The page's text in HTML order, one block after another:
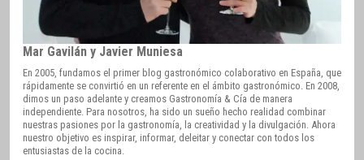
Mar Gavilán y Javier Muniesa
En 2005, fundamos el primer blog gastronómico colaborativo en España, que
rápidamente se convirtió en un referente en el ámbito gastronómico. En 2008,
dimos un paso adelante y creamos Gastronomía & Cía de manera
independiente. Para nosotros, ha sido un sueño hecho realidad combinar
nuestras pasiones por la gastronomía, la creatividad y la divulgación. Ahora
nuestro objetivo es inspirar, informar, deleitar y conectar con todos los
entusiastas de la cocina.